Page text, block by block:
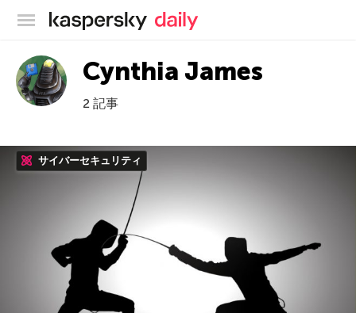
カスペルスキー公式ブログ
Cynthia James
2 記事
サイバーセキュリティ